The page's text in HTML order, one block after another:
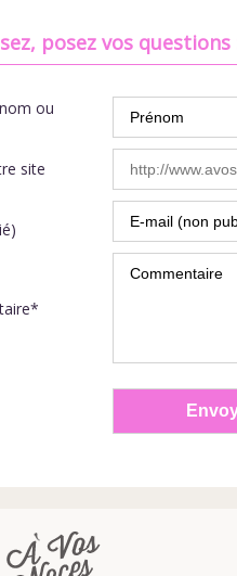
posez vos questions
ou
site